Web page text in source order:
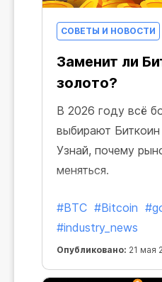
СОВЕТЫ И НОВОСТИ
Заменит ли
золото?
В 2026 году всё
выбирают
Узнай, почему
меняться.
#BTC #Bitcoin
#industry_news
Опубликовано: 21 мая